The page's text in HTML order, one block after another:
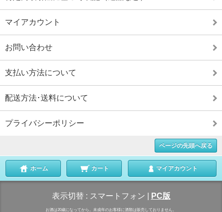
マイアカウント
お問い合わせ
支払い方法について
配送方法･送料について
プライバシーポリシー
ページの先頭へ戻る
ホーム カート マイアカウント
表示切替 : スマートフォン PC版
お酒は20歳になってから。未成年のお客様に酒類は販売しておりません。